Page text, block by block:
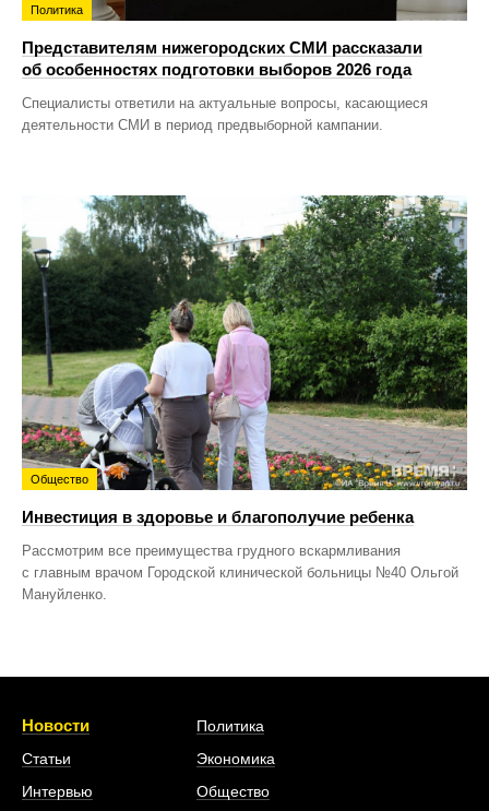
Политика
Представителям нижегородских СМИ рассказали
об особенностях подготовки выборов 2026 года
Специалисты ответили на актуальные вопросы, касающиеся
деятельности СМИ в период предвыборной кампании.
Общество
Инвестиция в здоровье и благополучие ребенка
Рассмотрим все преимущества грудного вскармливания
с главным врачом Городской клинической больницы №40 Ольгой
Мануйленко.
Новости
Статьи
Интервью
Политика
Экономика
Общество